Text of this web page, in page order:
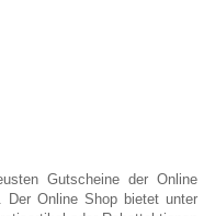
Gutscheine der Online
Online Shop bietet unter